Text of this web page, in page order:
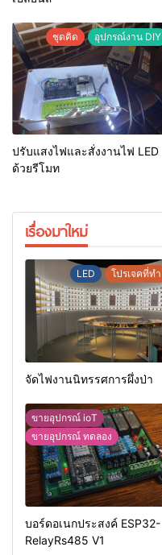
ชุดคิด อุปกรณ์งาน DIY
ปรับแสงไฟและสั่งงานไฟ LED
ด้วยรีโมท
เรื่องมาใหม่
LED โปรเจคที่ทำ
จัดไฟงานนิทรรศการผึ่งป่า
ขายอุปกรณ์ ioT
ขายอุปกรณ์ ทดลอง
บอร์ดอเนกประสงค์ ESP32-
RelayRs485 V1